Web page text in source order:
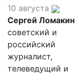
10 августа
Сергей Ломакин
советский и
российский
журналист,
телеведущий и